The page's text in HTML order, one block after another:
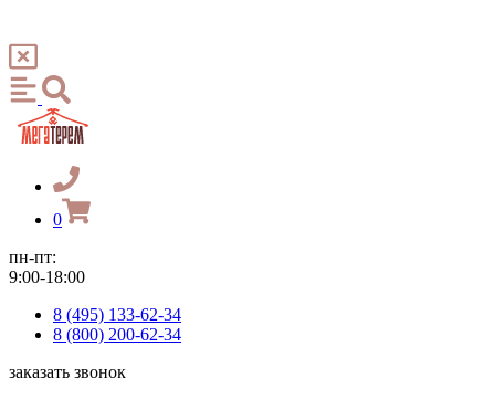
0
пн-пт:
9:00-18:00
8 (495) 133-62-34
8 (800) 200-62-34
заказать звонок